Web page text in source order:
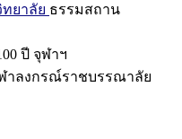
ยาลัย ธรรมสถาน
ปี จุฬาฯ
าลงกรณ์ราชบรรณาลัย